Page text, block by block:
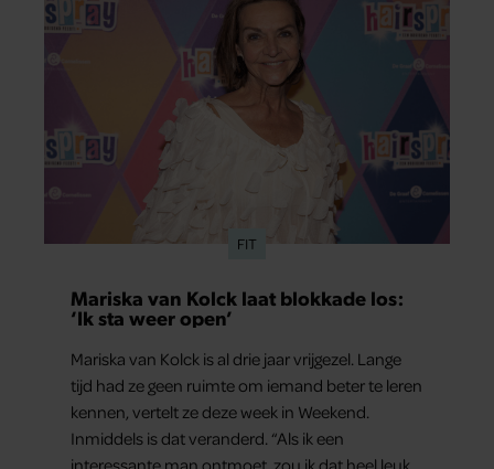
voor haar is geweest.
FIT
Mariska van Kolck laat blokkade los:
‘Ik sta weer open’
Mariska van Kolck is al drie jaar vrijgezel. Lange
tijd had ze geen ruimte om iemand beter te leren
kennen, vertelt ze deze week in Weekend.
Inmiddels is dat veranderd. “Als ik een
interessante man ontmoet, zou ik dat heel leuk